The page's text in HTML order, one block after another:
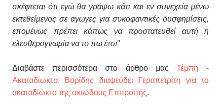
σκέφτεται ότι εγώ θα γράψω κάτι και εν συνεχεία μένω
εκτεθείμενος σε αγωγες για συκοφαντικές δυσφημίσεις,
επομένως πρέπει κάπως να προστατευθεί αυτή η
ελευθερογνωμία να το πω έτσι"
Διαβάστε περισσότερα στο άρθρο μας Τέμπη -
Ακαταδίωκτο: Βορίδης διαψεύδει Γεραπετρίτη για το
ακαταδίωκτο της σκιώδους Επιτροπής.